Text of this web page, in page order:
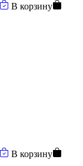
В корзину
В корзину